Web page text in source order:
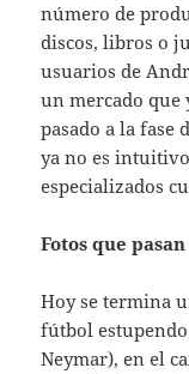
número de
discos, libros o
usuarios de
un mercado que
pasado a la fase
ya no es
especializados
Fotos que pasan
Hoy se termina
fútbol
Neymar), en el